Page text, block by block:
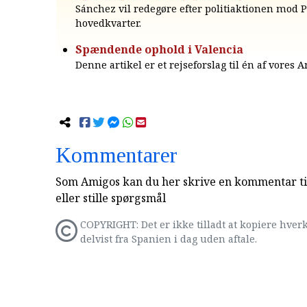
Sánchez vil redegøre efter politiaktionen mod
hovedkvarter.
Spændende ophold i Valencia
Denne artikel er et rejseforslag til én af vores
Kommentarer
Som Amigos kan du her skrive en kommentar
eller stille spørgsmål
COPYRIGHT: Det er ikke tilladt at kopiere
delvist fra Spanien i dag uden aftale.